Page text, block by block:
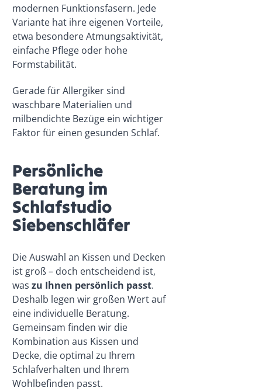
modernen Funktionsfasern. Jede
Variante hat ihre eigenen Vorteile,
etwa besondere Atmungsaktivität,
einfache Pflege oder hohe
Formstabilität.
Gerade für Allergiker sind
waschbare Materialien und
milbendichte Bezüge ein wichtiger
Faktor für einen gesunden Schlaf.
Persönliche
Beratung im
Schlafstudio
Siebenschläfer
Die Auswahl an Kissen und Decken
ist groß – doch entscheidend ist,
was zu Ihnen persönlich passt.
Deshalb legen wir großen Wert auf
eine individuelle Beratung.
Gemeinsam finden wir die
Kombination aus Kissen und
Decke, die optimal zu Ihrem
Schlafverhalten und Ihrem
Wohlbefinden passt.